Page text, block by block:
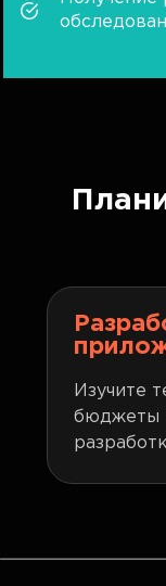
Изучите
бюджеты